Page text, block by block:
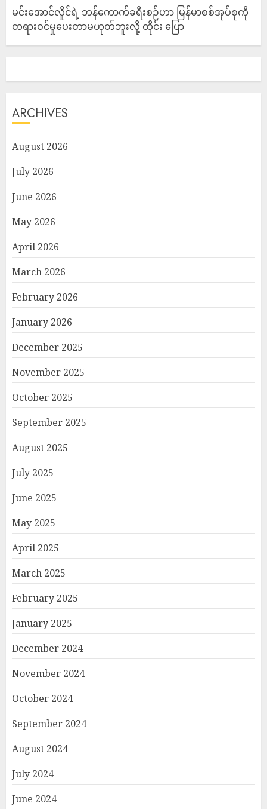
မင်းအောင်လှိုင်ရဲ့ ဘန်ကောက်ခရီးစဉ်ဟာ မြန်မာစစ်အုပ်စုကို
တရားဝင်မှုပေးတာမဟုတ်ဘူးလို့ ထိုင်း ပြော
ARCHIVES
August 2026
July 2026
June 2026
May 2026
April 2026
March 2026
February 2026
January 2026
December 2025
November 2025
October 2025
September 2025
August 2025
July 2025
June 2025
May 2025
April 2025
March 2025
February 2025
January 2025
December 2024
November 2024
October 2024
September 2024
August 2024
July 2024
June 2024